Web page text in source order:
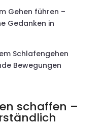
Gehen führen –
Gedanken in
Schlafengehen
Bewegungen
schaffen –